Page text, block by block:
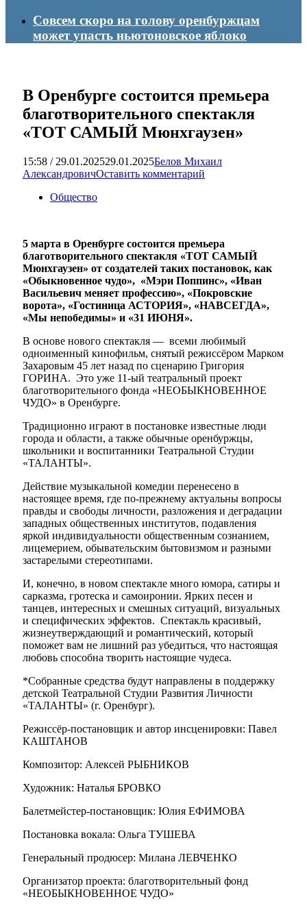
Совсем скоро на голову оренбуржцам
может упасть ньютоновское яблоко
В Оренбурге состоится премьера
благотворительного спектакля
«ТОТ САМЫЙ Мюнхгаузен»
15:58 / 29.01.202529.01.2025Белов Михаил
АлександровичОставить комментарий
Общество
5 марта в Оренбурге состоится премьера
благотворительного спектакля «ТОТ САМЫЙ
Мюнхгаузен» от создателей таких постановок, как
«Обыкновенное чудо», «Мэри Поппинс», «Иван
Васильевич меняет профессию», «Покровские
ворота», «Гостиница АСТОРИЯ», «НАВСЕГДА»,
«Мы непобедимы» и «31 ИЮНЯ».
В основе нового спектакля — всеми любимый
одноименный кинофильм, снятый режиссёром Марком
Захаровым 45 лет назад по сценарию Григория
ГОРИНА. Это уже 11-ый театральный проект
благотворительного фонда «НЕОБЫКНОВЕННОЕ
ЧУДО» в Оренбурге.
Традиционно играют в постановке известные люди
города и области, а также обычные оренбуржцы,
школьники и воспитанники Театральной Студии
«ТАЛАНТЫ».
Действие музыкальной комедии перенесено в
настоящее время, где по-прежнему актуальны вопросы
правды и свободы личности, разложения и деградации
западных общественных институтов, подавления
яркой индивидуальности общественным сознанием,
лицемерием, обывательским бытовизмом и разными
застарелыми стереотипами.
И, конечно, в новом спектакле много юмора, сатиры и
сарказма, гротеска и самоиронии. Ярких песен и
танцев, интересных и смешных ситуаций, визуальных
и специфических эффектов. Спектакль красивый,
жизнеутверждающий и романтический, который
поможет вам не лишний раз убедиться, что настоящая
любовь способна творить настоящие чудеса.
*Собранные средства будут направлены в поддержку
детской Театральной Студии Развития Личности
«ТАЛАНТЫ» (г. Оренбург).
Режиссёр-постановщик и автор инсценировки: Павел
КАШТАНОВ
Композитор: Алексей РЫБНИКОВ
Художник: Наталья БРОВКО
Балетмейстер-постановщик: Юлия ЕФИМОВА
Постановка вокала: Ольга ТУШЕВА
Генеральный продюсер: Милана ЛЕВЧЕНКО
Организатор проекта: благотворительный фонд
«НЕОБЫКНОВЕННОЕ ЧУДО»